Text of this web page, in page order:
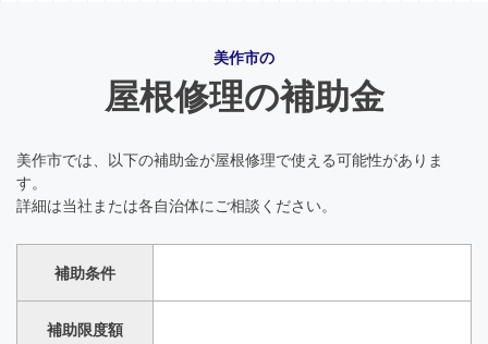
美作市の
屋根修理の補助金
美作市では、以下の補助金が屋根修理で使える可能性がありま
す。
詳細は当社または各自治体にご相談ください。
補助条件
補助限度額